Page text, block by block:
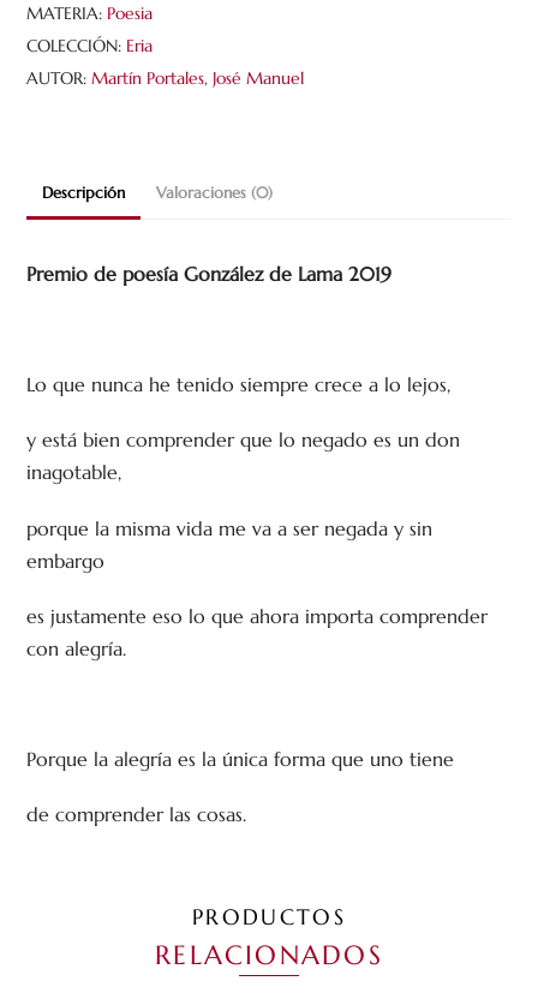
MATERIA: Poesia
COLECCIÓN: Eria
AUTOR:Martín Portales, José Manuel
Descripción Valoraciones (0)
Premio de poesía González de Lama 2019
Lo que nunca he tenido siempre crece a lo lejos,
y está bien comprender que lo negado es un don
inagotable,
porque la misma vida me va a ser negada y sin
embargo
es justamente eso lo que ahora importa comprender
con alegría.
Porque la alegría es la única forma que uno tiene
de comprender las cosas.
PRODUCTOS
RELACIONADOS